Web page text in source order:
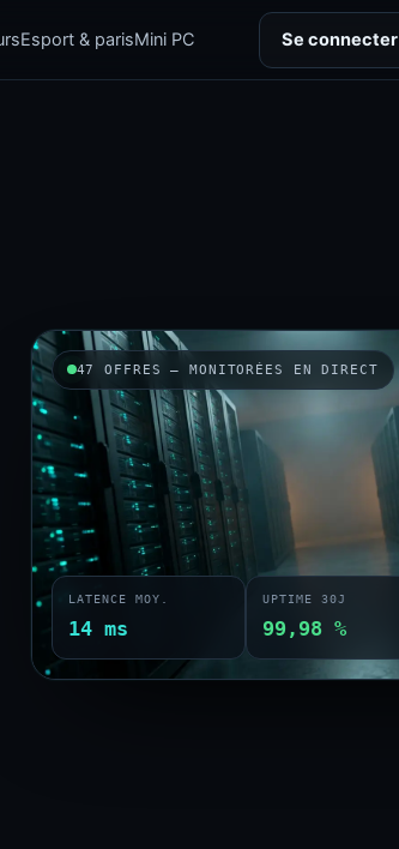
Esport & parisMini PC Se connecter
47 OFFRES — MONITORÉES EN DIRECT
LATENCE MOY.
14 ms
UPTIME 30J
99,98 %